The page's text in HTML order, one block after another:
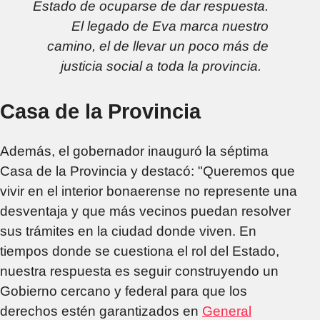
Estado de ocuparse de dar respuesta.
El legado de Eva marca nuestro
camino, el de llevar un poco más de
justicia social a toda la provincia.
Casa de la Provincia
Además, el gobernador inauguró la séptima
Casa de la Provincia y destacó: "Queremos que
vivir en el interior bonaerense no represente una
desventaja y que más vecinos puedan resolver
sus trámites en la ciudad donde viven. En
tiempos donde se cuestiona el rol del Estado,
nuestra respuesta es seguir construyendo un
Gobierno cercano y federal para que los
derechos estén garantizados en General